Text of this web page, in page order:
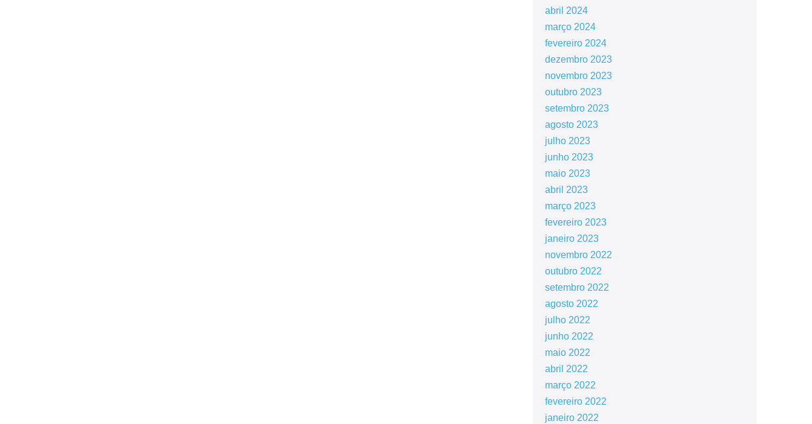
abril 2024
março 2024
fevereiro 2024
dezembro 2023
novembro 2023
outubro 2023
setembro 2023
agosto 2023
julho 2023
junho 2023
maio 2023
abril 2023
março 2023
fevereiro 2023
janeiro 2023
novembro 2022
outubro 2022
setembro 2022
agosto 2022
julho 2022
junho 2022
maio 2022
abril 2022
março 2022
fevereiro 2022
janeiro 2022